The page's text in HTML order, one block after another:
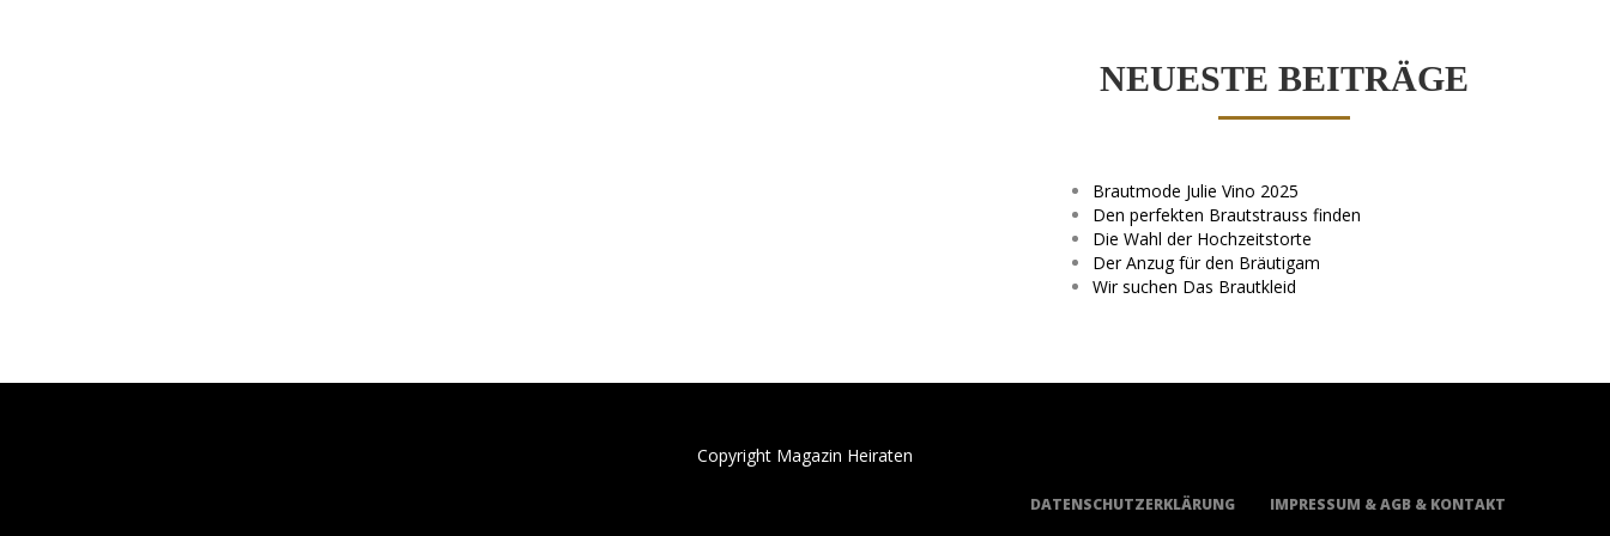
NEUESTE BEITRÄGE
Brautmode Julie Vino 2025
Den perfekten Brautstrauss finden
Die Wahl der Hochzeitstorte
Der Anzug für den Bräutigam
Wir suchen Das Brautkleid
Copyright Magazin Heiraten
DATENSCHUTZERKLÄRUNG IMPRESSUM & AGB & KONTAKT